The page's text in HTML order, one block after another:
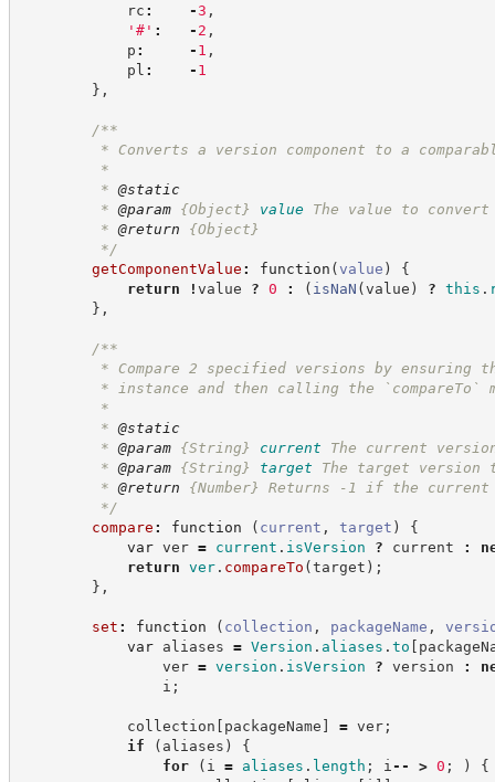
rc : -3 ,
' #' : - 2 ,
p : - 1 ,
pl : - 1
} ,
/**
* Converts a version component to a
*
* @static
* @param {Object} value
The value to convert
* @return
{Object}
*/
getComponentValue : function (value )
{
return
! value ? 0 : ( isNaN (value ) ? this .
} ,
/**
* Compare 2 specified versions by ensuring
* instance and then calling the `compareTo`
*
* @static
* @param {String} current
The current
* @param {String} target
The target version
* @return {Number}
Returns -1 if the
*/
compare : function ( current , target )
{
var ver = current . isVersion ? current :
return ver. compareTo (target ) ;
} ,
set : function ( collection , packageName ,
var aliases = Version . aliases . to [
ver = version . isVersion ? version :
i ;
collection [ packageName ] = ver;
if
( aliases )
{
for
( i = aliases . length ; i -- > 0 ; )
{